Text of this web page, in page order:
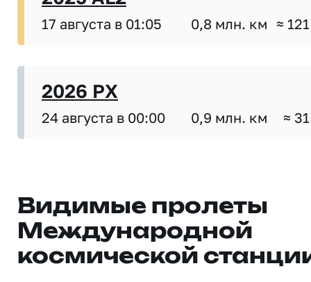
17 августа в 01:05 0,8 млн. км ≈
2026 PX
24 августа в 00:00 0,9 млн. км ≈
Видимые пролеты
Международной
космической